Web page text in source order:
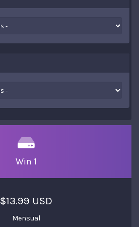
Win 1
$13.99 USD
Mensual